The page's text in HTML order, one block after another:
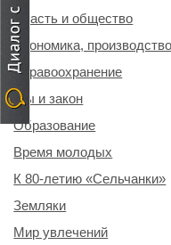
Власть и общество
Экономика, производство
Здравоохранение
Мы и закон
Образование
Время молодых
К 80-летию «Сельчанки»
Земляки
Мир увлечений